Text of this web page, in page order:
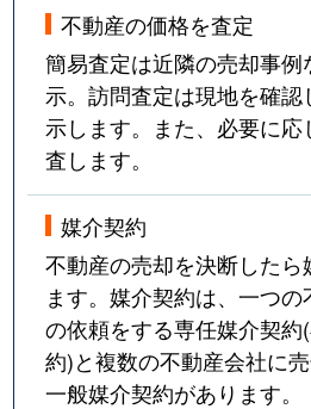
不動産の価格を査定
簡易査定は近隣の売却事
示。訪問査定は現地を確
示します。また、必要に
査します。
媒介契約
不動産の売却を決断したら
ます。媒介契約は、一つ
の依頼をする専任媒介契
約)と複数の不動産会社に
一般媒介契約があります。